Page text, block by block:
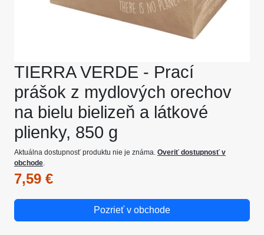
TIERRA VERDE - Prací
prášok z mydlových orechov
na bielu bielizeň a látkové
plienky, 850 g
Aktuálna dostupnosť produktu nie je známa. Overiť dostupnosť v
obchode.
7,59 €
Pozrieť v obchode